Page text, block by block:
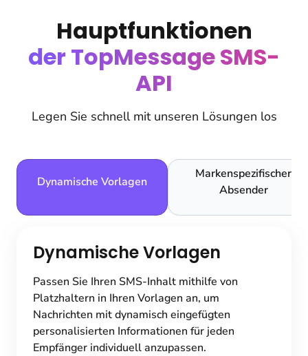
Hauptfunktionen
der TopMessage SMS-
API
Legen Sie schnell mit unseren Lösungen los
Dynamische Vorlagen
Markenspezifischer
Absender
Dynamische Vorlagen
Passen Sie Ihren SMS-Inhalt mithilfe von
Platzhaltern in Ihren Vorlagen an, um
Nachrichten mit dynamisch eingefügten
personalisierten Informationen für jeden
Empfänger individuell anzupassen.